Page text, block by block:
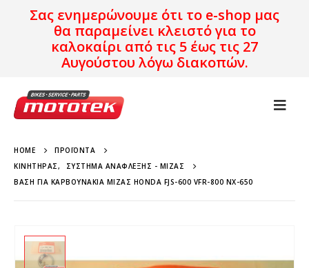
Σας ενημερώνουμε ότι το e-shop μας
θα παραμείνει κλειστό για το
καλοκαίρι από τις 5 έως τις 27
Αυγούστου λόγω διακοπών.
HOME
ΠΡΟΪΌΝΤΑ
ΚΙΝΗΤΉΡΑΣ,
ΣΎΣΤΗΜΑ ΑΝΆΦΛΕΞΗΣ - ΜΊΖΑΣ
ΒΆΣΗ ΓΙΑ ΚΑΡΒΟΥΝΆΚΙΑ ΜΊΖΑΣ HONDA FJS-600 VFR-800 NX-650